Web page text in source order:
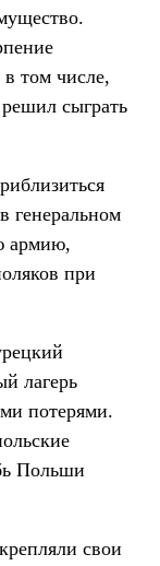
том числе,
сыграть
генеральном
армию,
при
лагерь
потерями.
Польши
свои